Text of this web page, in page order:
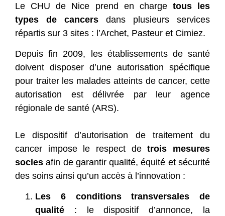
Le CHU de Nice prend en charge tous les
types de cancers dans plusieurs services
répartis sur 3 sites : l’Archet, Pasteur et Cimiez.
Depuis fin 2009, les établissements de santé
doivent disposer d’une autorisation spécifique
pour traiter les malades atteints de cancer, cette
autorisation est délivrée par leur agence
régionale de santé (ARS).
Le dispositif d’autorisation de traitement du
cancer impose le respect detrois mesures
socles afin de garantir qualité, équité et sécurité
des soins ainsi qu’un accès à l’innovation :
Les 6 conditions transversales de
qualité : le dispositif d’annonce, la